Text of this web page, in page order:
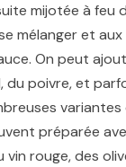
mijotée à feu
mélanger et
On peut
du poivre, et
préparée
rouge, des